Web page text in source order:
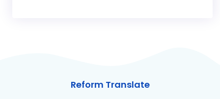
Reform Translate